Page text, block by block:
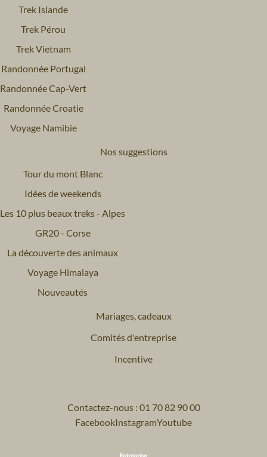
Trek Islande
Trek Pérou
Trek Vietnam
Randonnée Portugal
Randonnée Cap-Vert
Randonnée Croatie
Voyage Namibie
Nos suggestions
Tour du mont Blanc
Idées de weekends
Les 10 plus beaux treks - Alpes
GR20 - Corse
La découverte des animaux
Voyage Himalaya
Nouveautés
Mariages, cadeaux
Comités d'entreprise
Incentive
Contactez-nous : 01 70 82 90 00
FacebookInstagramYoutube